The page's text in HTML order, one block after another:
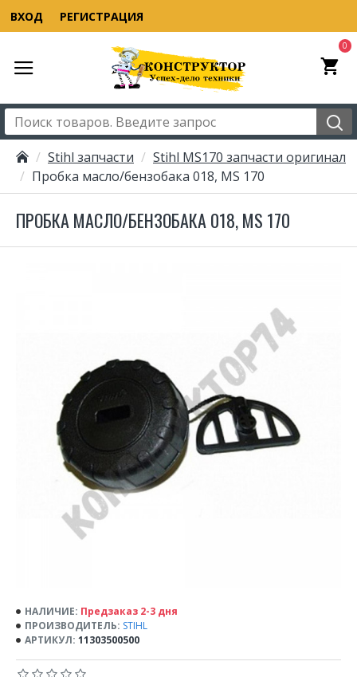
ВХОД РЕГИСТРАЦИЯ
0
Stihl запчасти
Stihl MS170 запчасти оригинал
Пробка масло/бензобака 018, MS 170
ПРОБКА МАСЛО/БЕНЗОБАКА 018, MS 170
НАЛИЧИЕ: Предзаказ 2-3 дня
ПРОИЗВОДИТЕЛЬ: STIHL
АРТИКУЛ: 11303500500